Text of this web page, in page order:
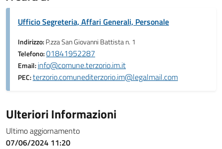
Ufficio Segreteria, Affari Generali, Personale
Indirizzo:P.zza San Giovanni Battista n. 1
Telefono:01841952287
Email:info@comune.terzorio.im.it
PEC:terzorio.comunediterzorio.im@legalmail.com
Ulteriori Informazioni
Ultimo aggiornamento
07/06/2024 11:20